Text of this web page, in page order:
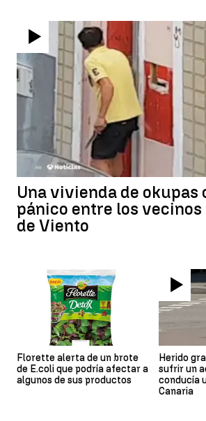
Una vivienda de okupas
pánico entre los
de Viento
Florette alerta de un brote
de E.coli que podría afectar a
algunos de sus productos
Herido
sufrir un
conducía
Canaria